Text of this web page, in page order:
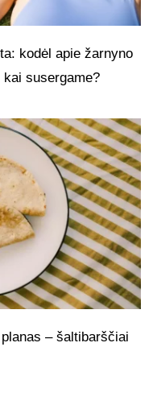
kodėl apie žarnyno
susergame?
– šaltibarščiai